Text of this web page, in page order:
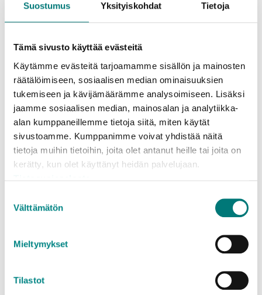
Suostumus Yksityiskohdat Tietoja
Tämä sivusto käyttää evästeitä
Käytämme evästeitä tarjoamamme sisällön ja mainosten
räätälöimiseen, sosiaalisen median ominaisuuksien
tukemiseen ja kävijämäärämme analysoimiseen. Lisäksi
jaamme sosiaalisen median, mainosalan ja analytiikka-
alan kumppaneillemme tietoja siitä, miten käytät
sivustoamme. Kumppanimme voivat yhdistää näitä
tietoja muihin tietoihin, joita olet antanut heille tai joita on
kerätty, kun olet käyttänyt heidän palvelujaan.
valinta
Välttämätön
Mieltymykset
Tilastot
jälkeen ennen kuin viet joulun aikana kertyneet
pakkausjätteet keräysastioihin. Tällä tavalla astiat
Isommat erät kartonkia ja metallia sekä lasi- ja
muovipakkauksia voi tuoda maksutta myös
jäteasemalle.
Foliovuoat, paistorasvat, lahjapaperit, joulukukat,
ilotulitteet…pyhien aikana syntyy erilaista jätettä
kuin yleensä. Löydät kootut lajitteluvinkit Joulun
jätteet -sivulta. Enemmän lajitteluneuvoja löydät
Verkkosivuiltamme löytyy myös kätevä tulostettava
Joulun jätteiden lajitteluohje